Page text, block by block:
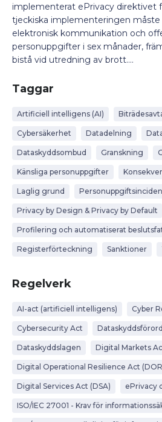
implementerat ePrivacy direktivet
tjeckiska implementeringen måste
elektronisk kommunikation och
personuppgifter i sex månader,
bistå vid utredning av brott....
Taggar
Artificiell intelligens (AI)
Cybersäkerhet Datadelning
Dataskyddsombud Granskning
Känsliga personuppgifter
Laglig grund
Privacy by Design & Privacy by Default
Profilering och automatiserat
Registerförteckning Sanktioner
Regelverk
AI-act (artificiell intelligens) Cyber
Cybersecurity Act
Dataskyddslagen Digital Markets
Digital Operational Resilience Act
Digital Services Act (DSA) ePrivacy
ISO/IEC 27001 - Krav för